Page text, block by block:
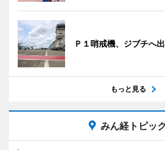
Ｐ１哨戒機、ジブチへ
もっと見る
みん経トピッ